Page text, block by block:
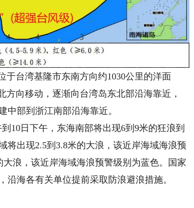
台湾基隆市东南方向约1030公里的洋面
方向移动，逐渐向台湾岛东北部沿海靠近，
中部到浙江南部沿海靠近。
日下午，东海南部将出现6到9米的狂浪到
将出现2.5到3.8米的大浪，该近岸海域海浪预
浪，该近岸海域海浪预警级别为蓝色。国家
海各有关单位提前采取防浪避浪措施。